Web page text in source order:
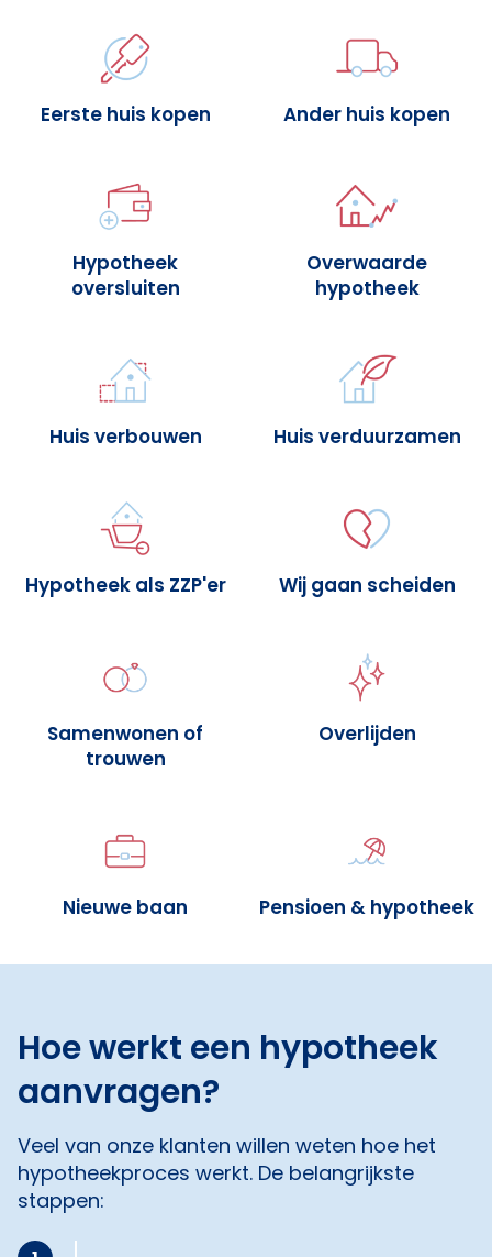
Eerste huis kopen Ander huis kopen
Hypotheek
oversluiten
Overwaarde
hypotheek
Huis verbouwen Huis verduurzamen
Hypotheek als ZZP'er Wij gaan scheiden
Samenwonen of
trouwen
Overlijden
Nieuwe baan Pensioen & hypotheek
Hoe werkt een hypotheek
aanvragen?
Veel van onze klanten willen weten hoe het
hypotheekproces werkt. De belangrijkste
stappen: